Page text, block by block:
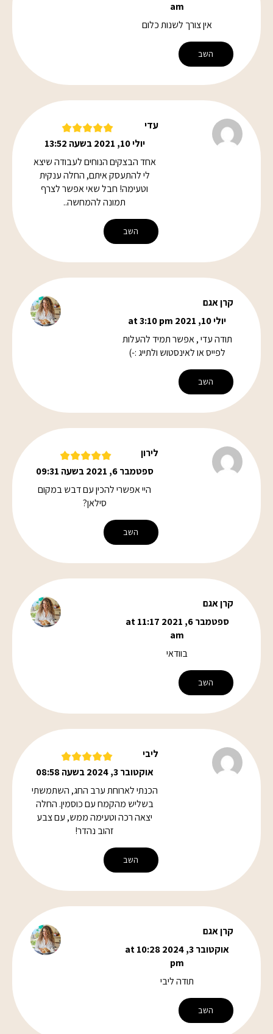
am
אין צורך לשנות כלום
השב
עדי
יולי 10, 2021 בשעה 13:52
אחד הבצקים הנוחים לעבודה שיצא
לי להתעסק איתם, החלה ענקית
וטעימה! חבל שאי אפשר לצרף
תמונה להמחשה..
השב
קרן אגם
יולי 10, 2021 at 3:10 pm
תודה עדי , אפשר תמיד להעלות
לפייס או לאינסטוש ולתייג :-)
השב
לירון
ספטמבר 6, 2021 בשעה 09:31
היי אפשרי להכין עם דבש במקום
סילאן?
השב
קרן אגם
ספטמבר 6, 2021 at 11:17
am
בוודאי
השב
ליבי
אוקטובר 3, 2024 בשעה 08:58
הכנתי לארוחת ערב החג, השתמשתי
בשליש מהקמח עם כוסמין. החלה
יצאה רכה וטעימה ממש, עם צבע
זהוב נהדר!
השב
קרן אגם
אוקטובר 3, 2024 at 10:28
pm
תודה ליבי
השב